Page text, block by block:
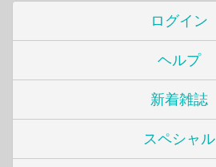
ログイン
ヘルプ
新着雑誌
スペシャル